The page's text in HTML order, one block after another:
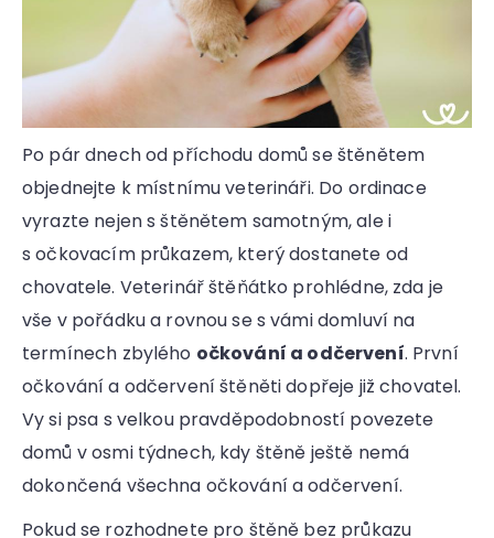
Po pár dnech od příchodu domů se štěnětem
objednejte k místnímu veterináři. Do ordinace
vyrazte nejen s štěnětem samotným, ale i
s očkovacím průkazem, který dostanete od
chovatele. Veterinář štěňátko prohlédne, zda je
vše v pořádku a rovnou se s vámi domluví na
termínech zbylého očkování a odčervení. První
očkování a odčervení štěněti dopřeje již chovatel.
Vy si psa s velkou pravděpodobností povezete
domů v osmi týdnech, kdy štěně ještě nemá
dokončená všechna očkování a odčervení.
Pokud se rozhodnete pro štěně bez průkazu